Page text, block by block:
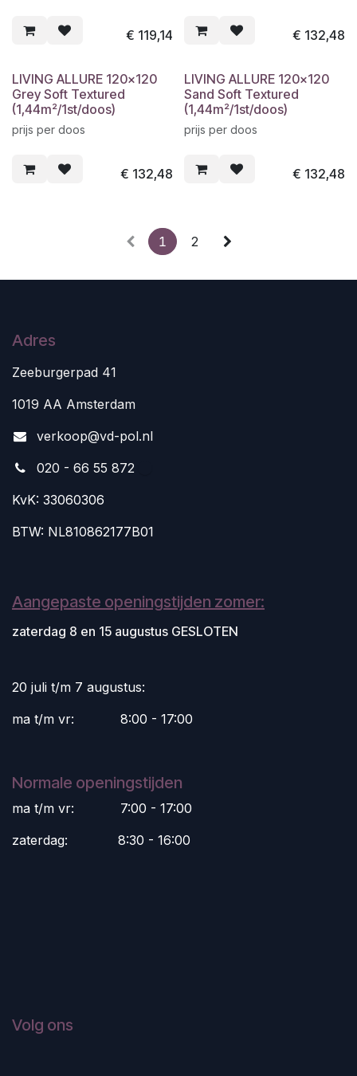
€ 119,14 € 132,48
LIVING ALLURE 120x120
Grey Soft Textured
(1,44m²/1st/doos)
prijs per doos
€ 132,48
LIVING ALLURE 120x120
Sand Soft Textured
(1,44m²/1st/doos)
prijs per doos
€ 132,48
1 2
Adres
Zeeburgerpad 41
1019 AA Amsterdam
verkoop@vd-pol.nl
020 - 66 55 872
KvK: 33060306
BTW: NL810862177B01
Aangepaste openingstijden zomer:
zaterdag 8 en 15 augustus GESLOTEN
20 juli t/m 7 augustus:
ma t/m vr:
​8:00 - 17:00
Normale openingstijden
ma t/m vr:
​7:00 - 17:00
zaterdag:
​8:30 - 16:00
Volg ons